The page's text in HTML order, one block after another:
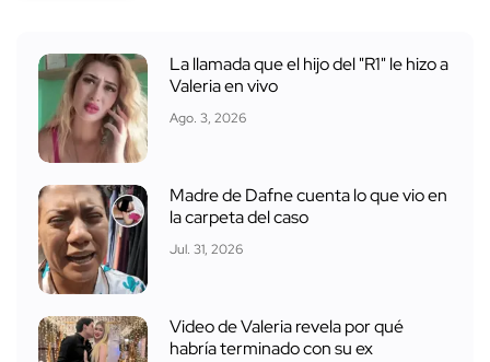
La llamada que el hijo del "R1" le hizo a
Valeria en vivo
Ago. 3, 2026
Madre de Dafne cuenta lo que vio en
la carpeta del caso
Jul. 31, 2026
Video de Valeria revela por qué
habría terminado con su ex